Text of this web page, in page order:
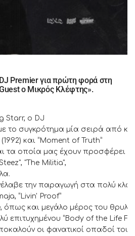
Premier για πρώτη φορά στη
ο Μικρός Κλέφτης».
Starr, o DJ
το συγκρότημα μία σειρά από
και “Moment of Truth”
τα οποία μας έχουν
"The Militia",
την παραγωγή στα πολύ
“Livin' Proof”
όπως και μεγάλο μέρος του
επιτυχημένου “Body of the Life
οι φανατικοί οπαδοί